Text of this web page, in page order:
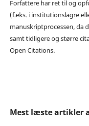
Forfattere har ret til og
(f.eks. i institutionslagre
manuskriptprocessen, da
samt tidligere og større
Open Citations.
Mest læste artikler